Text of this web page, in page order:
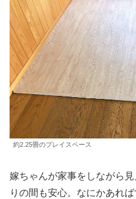
約2.25畳のプレイスペース
嫁ちゃんが家事をしながら
りの間も安心。なにかあれば